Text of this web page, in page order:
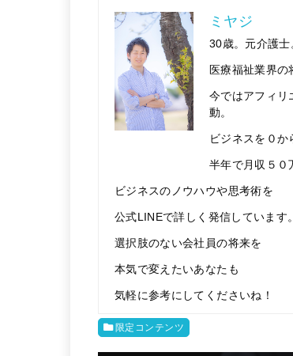
ミヤジ
30歳。元介護士
医療福祉業界の
今ではアフィリ
動。
ビジネスを０か
半年で月収５０
ビジネスのノウハウや思考術を
公式LINEで詳しく発信しています。
選択肢のない会社員の将来を
本気で変えたいあなたも
気軽に参考にしてくださいね！
限定コンテンツ